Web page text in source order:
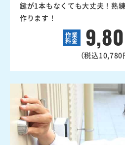
鍵が1本もなくても大丈夫！熟
作ります！
作業
料金
（税込10,780